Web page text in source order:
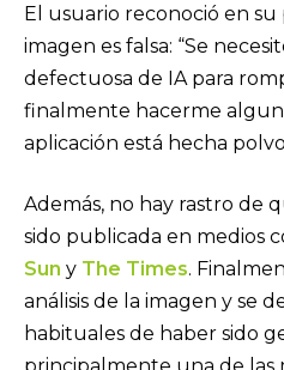
El usuario reconoció en su
imagen es falsa: “Se
defectuosa de IA para
finalmente hacerme
aplicación está hecha
Además, no hay rastro de
sido publicada en medios
Sun y The Times.
análisis de la imagen y se
habituales de haber sido